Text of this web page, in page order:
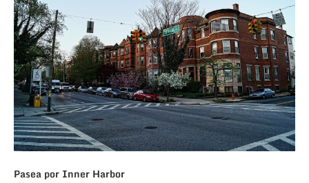
Pasea por Inner Harbor